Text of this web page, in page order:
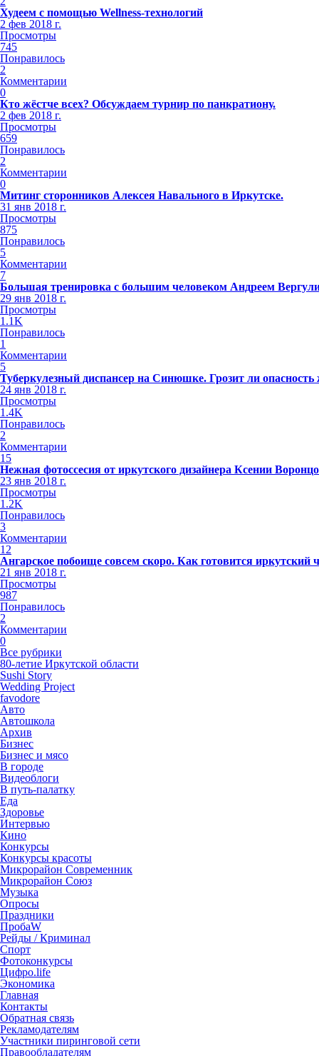
Худеем с помощью Wellness-технологий
2 фев 2018 г.
Просмотры
745
Понравилось
2
Комментарии
0
Кто жёстче всех? Обсуждаем турнир по панкратиону.
2 фев 2018 г.
Просмотры
659
Понравилось
2
Комментарии
0
Митинг сторонников Алексея Навального в Иркутске.
31 янв 2018 г.
Просмотры
875
Понравилось
5
Комментарии
7
Большая тренировка с большим человеком Андреем
29 янв 2018 г.
Просмотры
1.1K
Понравилось
1
Комментарии
5
Туберкулезный диспансер на Синюшке. Грозит ли опасность
24 янв 2018 г.
Просмотры
1.4K
Понравилось
2
Комментарии
15
Нежная фотоссесия от иркутского дизайнера Ксении
23 янв 2018 г.
Просмотры
1.2K
Понравилось
3
Комментарии
12
Ангарское побоище совсем скоро. Как готовится иркутский
21 янв 2018 г.
Просмотры
987
Понравилось
2
Комментарии
0
Все рубрики
80-летие Иркутской области
Sushi Story
Wedding Project
favodore
Авто
Автошкола
Архив
Бизнес
Бизнес и мясо
В городе
Видеоблоги
В путь-палатку
Еда
Здоровье
Интервью
Кино
Конкурсы
Конкурсы красоты
Микрорайон Современник
Микрорайон Союз
Музыка
Опросы
Праздники
ПробаW
Рейды / Криминал
Спорт
Фотоконкурсы
Цифро.life
Экономика
Главная
Контакты
Обратная связь
Рекламодателям
Участники пиринговой сети
Правообладателям